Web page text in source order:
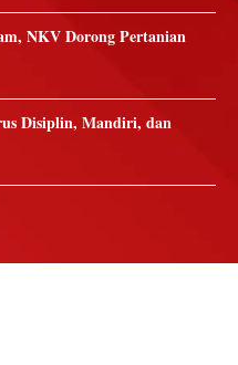
NKV Dorong Pertanian
Disiplin, Mandiri, dan